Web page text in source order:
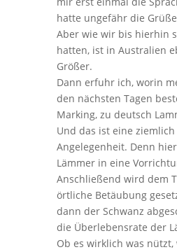
hatte ungefähr die
Aber wie wir bis hierhin
hatten, ist in Australien
Größer.
Dann erfuhr ich, worin
den nächsten Tagen
Marking, zu deutsch
Und das ist eine
Angelegenheit. Denn
Lämmer in eine
Anschließend wird dem
örtliche Betäubung
dann der Schwanz
die Überlebensrate der
Ob es wirklich was